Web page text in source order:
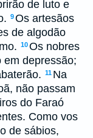
de luto e
9Os artesãos
de algodão
10Os nobres
em depressão;
11 Na
não passam
do Faraó
Como vos
de sábios,